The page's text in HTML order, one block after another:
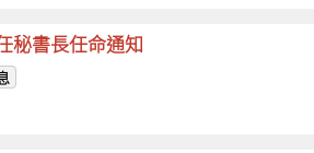
秘書長任命通知